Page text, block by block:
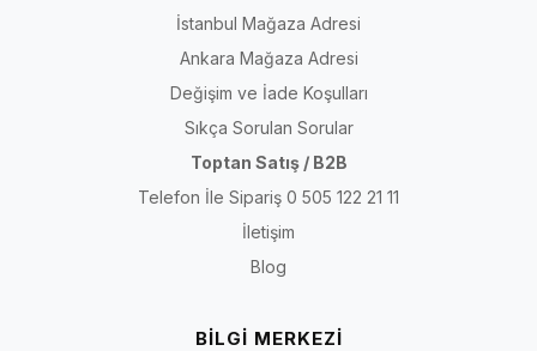
İstanbul Mağaza Adresi
Ankara Mağaza Adresi
Değişim ve İade Koşulları
Sıkça Sorulan Sorular
Toptan Satış / B2B
Telefon İle Sipariş 0 505 122 21 11
İletişim
Blog
BİLGİ MERKEZİ